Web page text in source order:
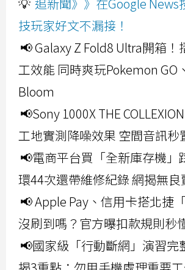
技玩家好文不漏接！
📢 Galaxy Z Fold8 Ultra開箱
工效能 同時爽玩Pokemon GO
Bloom
📢Sony 1000X THE
工地實測降噪效果 空間音訊秒
📢電商平台買「全新庫存機」
環44次還帶維修紀錄 網揭無良
📢 Apple Pay、信用卡搭北捷
沒刷到嗎？官方曝扣款規則秒
📢國家級「行動斷網」演習完